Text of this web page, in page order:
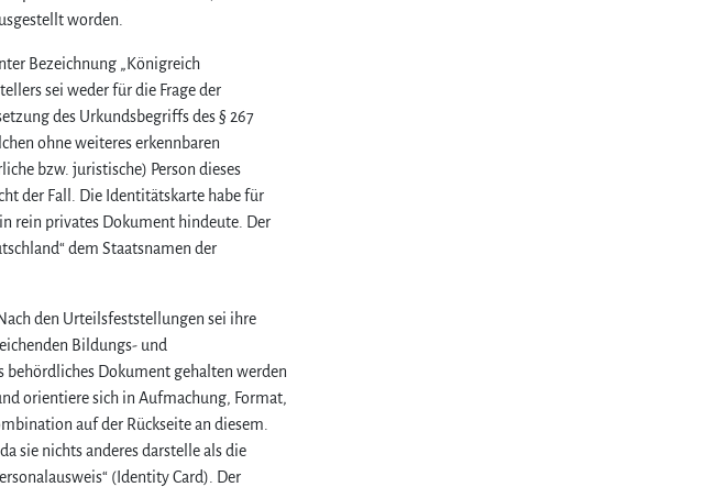
worden.
Bezeichnung „Königreich
sei weder für die Frage der
des Urkundsbegriffs des § 267
ohne weiteres erkennbaren
bzw. juristische) Person dieses
der Fall. Die Identitätskarte habe für
rein privates Dokument hindeute. Der
dem Staatsnamen der
den Urteilsfeststellungen sei ihre
Bildungs- und
Dokument gehalten werden
orientiere sich in Aufmachung, Format,
auf der Rückseite an diesem.
sie nichts anderes darstelle als die
(Identity Card). Der